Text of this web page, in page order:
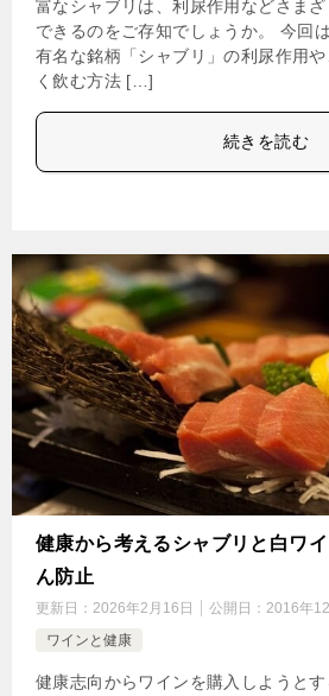
富なシャブリは、利尿作用などさま
できるのをご存知でしょうか。 今回
有名な銘柄「シャブリ」の利尿作用
く飲む方法 […]
続きを読む
健康から考えるシャブリと白ワ
ん防止
更新日： 2026年2月16日 公開日： 2016年
ワインと健康
健康志向からワインを購入しようと